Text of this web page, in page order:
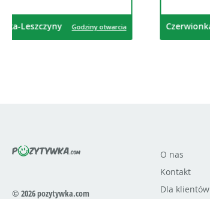
Czerwionka-Leszczyny Godziny otwarcia
© 2026 pozytywka.com
O nas
Kontakt
Dla klientów